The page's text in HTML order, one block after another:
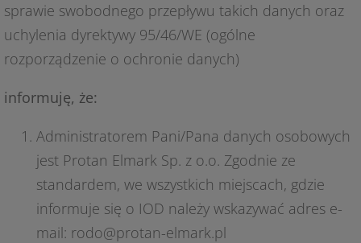
sprawie swobodnego przepływu takich danych oraz
uchylenia dyrektywy 95/46/WE (ogólne
rozporządzenie o ochronie danych)
informuję, że:
Administratorem Pani/Pana danych osobowych
jest Protan Elmark Sp. z o.o. Zgodnie ze
standardem, we wszystkich miejscach, gdzie
informuje się o IOD należy wskazywać adres e-
mail: rodo@protan-elmark.pl